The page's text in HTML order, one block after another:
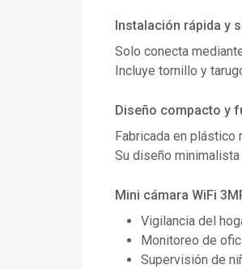
Instalación rápida y
Solo conecta
Incluye tornillo y
Diseño compacto y
Fabricada en
Su diseño
Mini cámara WiFi
Vigilancia del
Monitoreo de
Supervisión de